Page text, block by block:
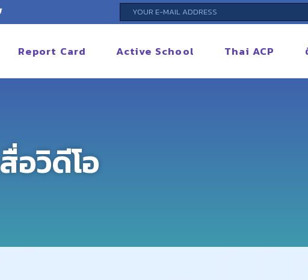
Report Card Active School Thai ACP
สื่อวิดีโอ